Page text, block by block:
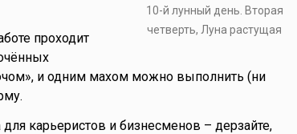
10-й лунный день. Вторая
четверть, Луна растущая
проходит
и одним махом можно выполнить (ни
карьеристов и бизнесменов – дерзайте,